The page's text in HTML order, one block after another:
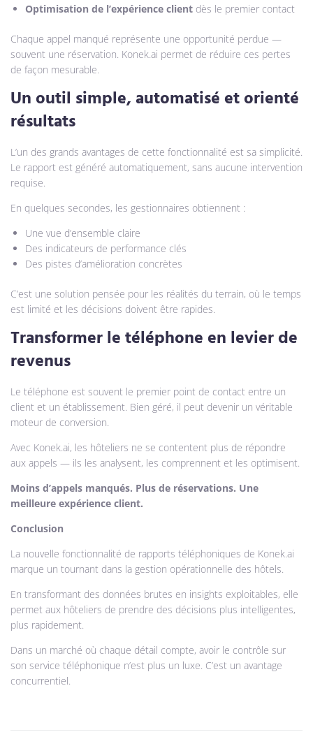
Optimisation de l’expérience client dès le premier contact
Chaque appel manqué représente une opportunité perdue —
souvent une réservation. Konek.ai permet de réduire ces pertes
de façon mesurable.
Un outil simple, automatisé et orienté
résultats
L’un des grands avantages de cette fonctionnalité est sa simplicité.
Le rapport est généré automatiquement, sans aucune intervention
requise.
En quelques secondes, les gestionnaires obtiennent :
Une vue d’ensemble claire
Des indicateurs de performance clés
Des pistes d’amélioration concrètes
C’est une solution pensée pour les réalités du terrain, où le temps
est limité et les décisions doivent être rapides.
Transformer le téléphone en levier de
revenus
Le téléphone est souvent le premier point de contact entre un
client et un établissement. Bien géré, il peut devenir un véritable
moteur de conversion.
Avec Konek.ai, les hôteliers ne se contentent plus de répondre
aux appels — ils les analysent, les comprennent et les optimisent.
Moins d’appels manqués. Plus de réservations. Une
meilleure expérience client.
Conclusion
La nouvelle fonctionnalité de rapports téléphoniques de Konek.ai
marque un tournant dans la gestion opérationnelle des hôtels.
En transformant des données brutes en insights exploitables, elle
permet aux hôteliers de prendre des décisions plus intelligentes,
plus rapidement.
Dans un marché où chaque détail compte, avoir le contrôle sur
son service téléphonique n’est plus un luxe. C’est un avantage
concurrentiel.